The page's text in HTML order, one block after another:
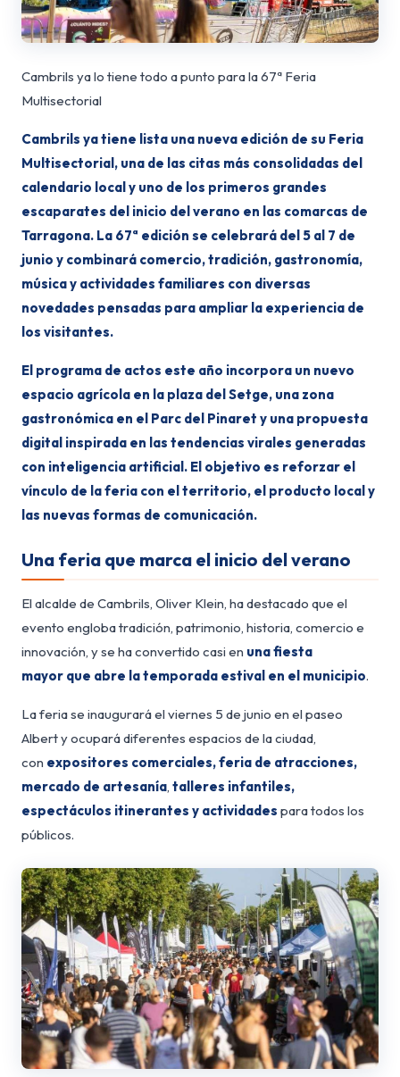
Cambrils ya lo tiene todo a punto para la 67ª Feria
Multisectorial
Cambrils ya tiene lista una nueva edición de su Feria
Multisectorial, una de las citas más consolidadas del
calendario local y uno de los primeros grandes
escaparates del inicio del verano en las comarcas de
Tarragona. La 67ª edición se celebrará del 5 al 7 de
junio y combinará comercio, tradición, gastronomía,
música y actividades familiares con diversas
novedades pensadas para ampliar la experiencia de
los visitantes.
El programa de actos este año incorpora un nuevo
espacio agrícola en la plaza del Setge, una zona
gastronómica en el Parc del Pinaret y una propuesta
digital inspirada en las tendencias virales generadas
con inteligencia artificial. El objetivo es reforzar el
vínculo de la feria con el territorio, el producto local y
las nuevas formas de comunicación.
Una feria que marca el inicio del verano
El alcalde de Cambrils, Oliver Klein, ha destacado que el
evento engloba tradición, patrimonio, historia, comercio e
innovación, y se ha convertido casi en una fiesta
mayor que abre la temporada estival en el municipio.
La feria se inaugurará el viernes 5 de junio en el paseo
Albert y ocupará diferentes espacios de la ciudad,
con expositores comerciales, feria de atracciones,
mercado de artesanía, talleres infantiles,
espectáculos itinerantes y actividades para todos los
públicos.